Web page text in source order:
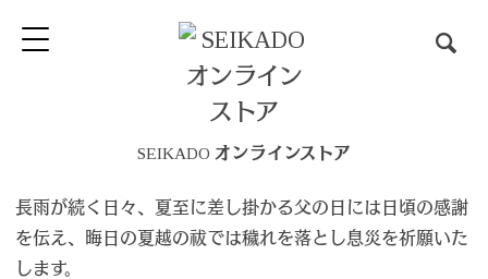
SEIKADO オンラインストア
長雨が続く日々、夏至に差し掛かる父の日には日頃の感謝
を伝え、晦日の夏越の祓では穢れを落とし息災を祈願いた
します。